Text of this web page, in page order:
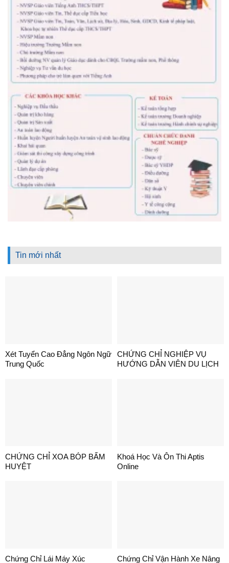
Tin mới nhất
Xét Tuyển Cao Đẳng Ngôn Ngữ
Trung Quốc
CHỨNG CHỈ NGHIỆP VỤ
HƯỚNG DẪN VIÊN DU LỊCH
CHỨNG CHỈ XOA BÓP BẤM
HUYỆT
Khoá Học Và Ôn Thi Aptis
Online
Chứng Chỉ Lái Máy Xúc Chứng Chỉ Vận Hành Xe Nâng